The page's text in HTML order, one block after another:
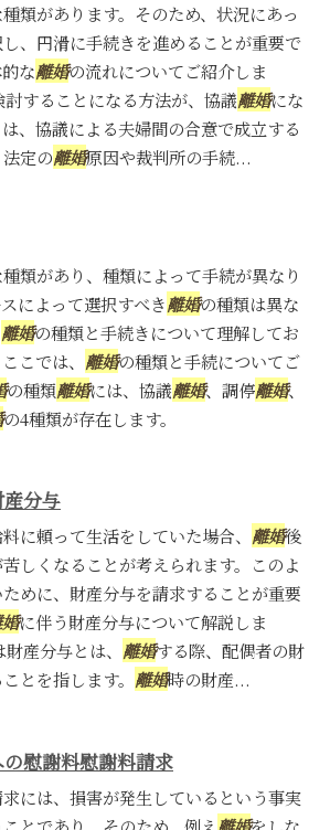
類があります。そのため、状況にあっ
、円滑に手続きを進めることが重要で
な離婚の流れについてご紹介しま
討することになる方法が、協議離婚にな
、協議による夫婦間の合意で成立する
定の離婚原因や裁判所の手続...
類があり、種類によって手続が異なり
によって選択すべき離婚の種類は異な
離婚の種類と手続きについて理解してお
こでは、 離婚の種類と手続についてご
の種類離婚には、協議離婚、調停離婚、
の4種類が存在します。
分与
に頼って生活をしていた場合、 離婚後
しくなることが考えられます。このよ
めに、財産分与を請求することが重要
に伴う財産分与について解説しま
産分与とは、 離婚する際、配偶者の財
とを指します。 離婚時の財産...
慰謝料慰謝料請求
には、損害が発生しているという事実